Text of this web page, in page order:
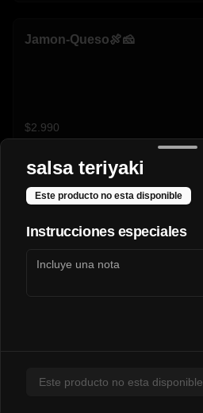
Jamon-Queso🍖🧀
$2.990
Mechada-Queso🥩🧀
$3.290
salsa teriyaki
Este producto no esta disponible
Instrucciones especiales
Este producto no esta disponible